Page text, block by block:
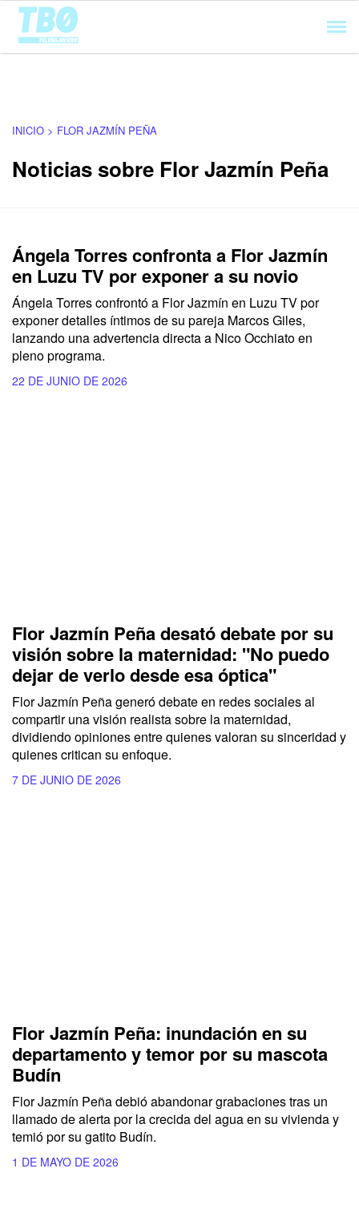
Cargando...
INICIO > FLOR JAZMÍN PEÑA
Noticias sobre Flor Jazmín Peña
Ángela Torres confronta a Flor Jazmín
en Luzu TV por exponer a su novio
Ángela Torres confrontó a Flor Jazmín en Luzu TV por
exponer detalles íntimos de su pareja Marcos Giles,
lanzando una advertencia directa a Nico Occhiato en
pleno programa.
22 DE JUNIO DE 2026
Flor Jazmín Peña desató debate por su
visión sobre la maternidad: "No puedo
dejar de verlo desde esa óptica"
Flor Jazmín Peña generó debate en redes sociales al
compartir una visión realista sobre la maternidad,
dividiendo opiniones entre quienes valoran su sinceridad y
quienes critican su enfoque.
7 DE JUNIO DE 2026
Flor Jazmín Peña: inundación en su
departamento y temor por su mascota
Budín
Flor Jazmín Peña debió abandonar grabaciones tras un
llamado de alerta por la crecida del agua en su vivienda y
temió por su gatito Budín.
1 DE MAYO DE 2026